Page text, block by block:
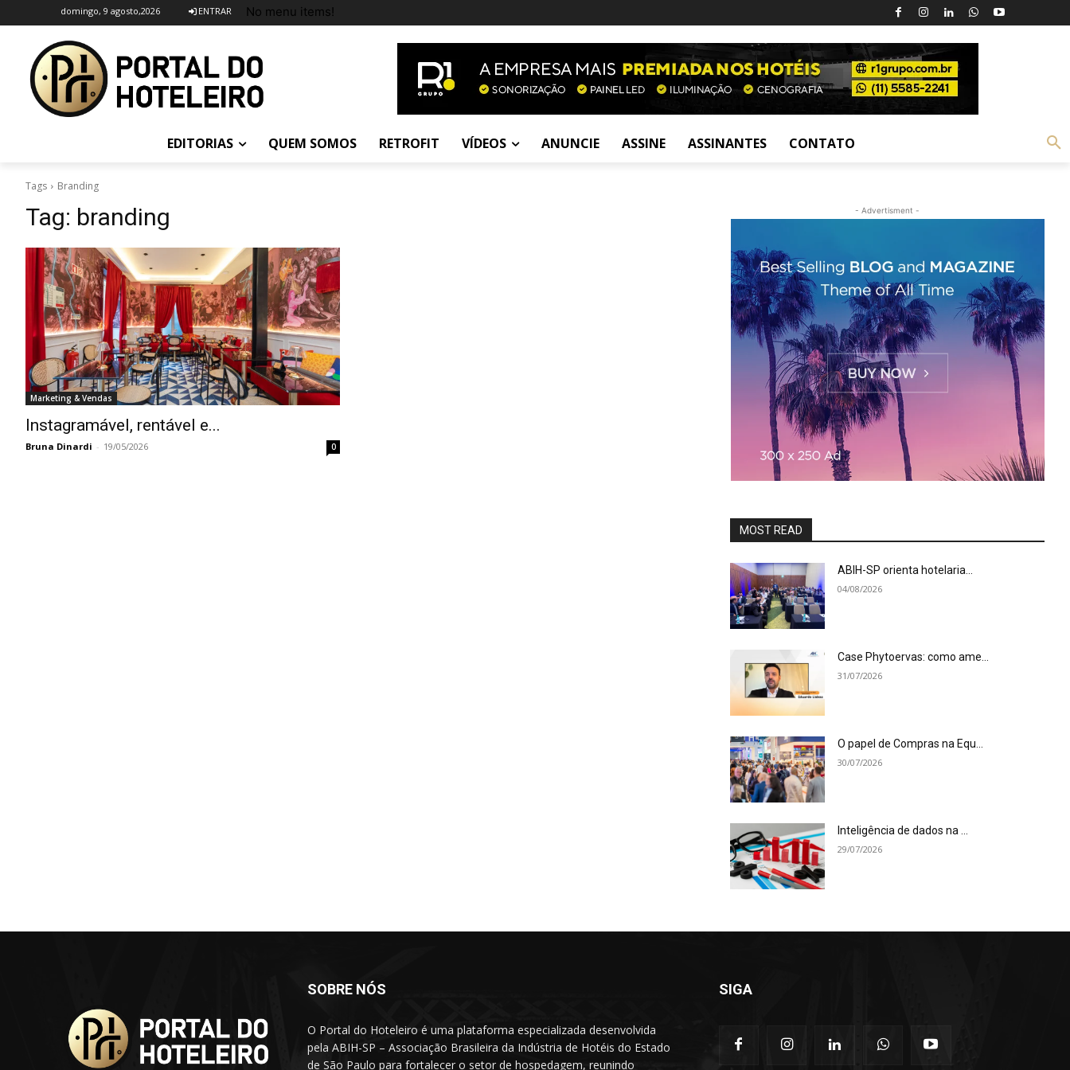
domingo, 9 agosto,2026 ENTRAR No menu items!
EDITORIAS QUEM SOMOS RETROFIT VÍDEOS ANUNCIE ASSINE ASSINANTES CONTATO
Tags Branding
Tag: branding
Marketing & Vendas
Instagramável, rentável e...
Bruna Dinardi - 19/05/2026 0
- Advertisment -
MOST READ
ABIH-SP orienta hotelaria...
04/08/2026
Case Phytoervas: como ame...
31/07/2026
O papel de Compras na Equ...
30/07/2026
Inteligência de dados na ...
29/07/2026
SOBRE NÓS
O Portal do Hoteleiro é uma plataforma especializada desenvolvida
pela ABIH-SP – Associação Brasileira da Indústria de Hotéis do Estado
de São Paulo para fortalecer o setor de hospedagem, reunindo
SIGA